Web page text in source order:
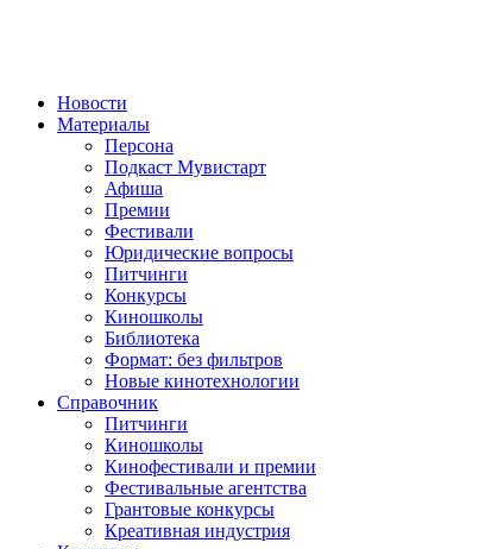
Новости
Материалы
Персона
Подкаст Мувистарт
Афиша
Премии
Фестивали
Юридические вопросы
Питчинги
Конкурсы
Киношколы
Библиотека
Формат: без фильтров
Новые кинотехнологии
Справочник
Питчинги
Киношколы
Кинофестивали и премии
Фестивальные агентства
Грантовые конкурсы
Креативная индустрия